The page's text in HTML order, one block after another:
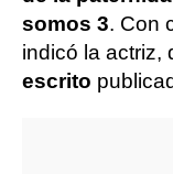
somos 3. Con
indicó la actriz,
escrito